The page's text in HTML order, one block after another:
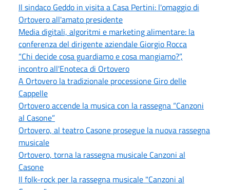
Il sindaco Geddo in visita a Casa Pertini: l'omaggio di
Ortovero all'amato presidente
Media digitali, algoritmi e marketing alimentare: la
conferenza del dirigente aziendale Giorgio Rocca
“Chi decide cosa guardiamo e cosa mangiamo?”,
incontro all'Enoteca di Ortovero
A Ortovero la tradizionale processione Giro delle
Cappelle
Ortovero accende la musica con la rassegna “Canzoni
al Casone”
Ortovero, al teatro Casone prosegue la nuova rassegna
musicale
Ortovero, torna la rassegna musicale Canzoni al
Casone
Il folk-rock per la rassegna musicale "Canzoni al